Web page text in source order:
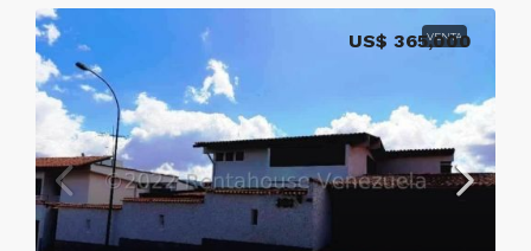
VENTA
US$ 365,000